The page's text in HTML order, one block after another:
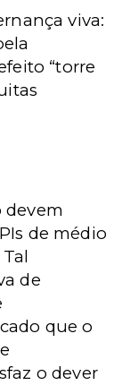
viva:
“torre
devem
de médio
Tal
de
que o
o dever